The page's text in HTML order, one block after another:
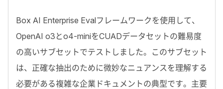
Box AI Enterprise Evalフレームワークを使用して、
OpenAI o3とo4-miniをCUADデータセットの難易度
の高いサブセットでテストしました。このサブセット
は、正確な抽出のために微妙なニュアンスを理解する
必要がある複雑な企業ドキュメントの典型です。主要